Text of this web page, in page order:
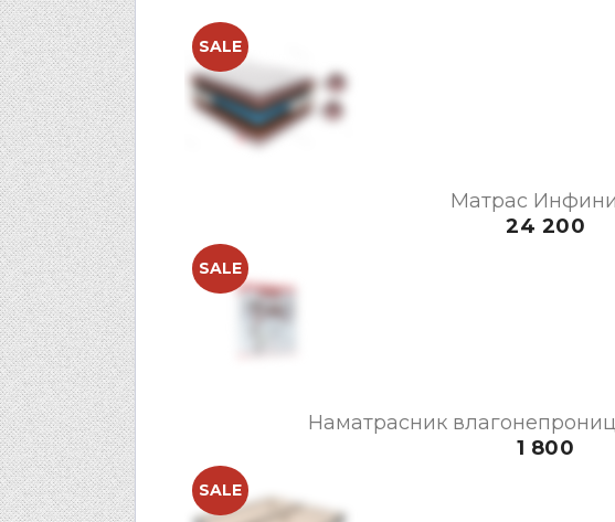
SALE
Матрас
24 200
SALE
Наматрасник
1 800
SALE